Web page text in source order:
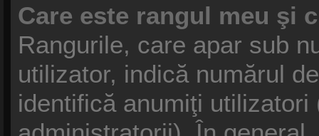
Care este rangul meu şi
Rangurile, care apar sub
utilizator, indică numărul
identifică anumiţi